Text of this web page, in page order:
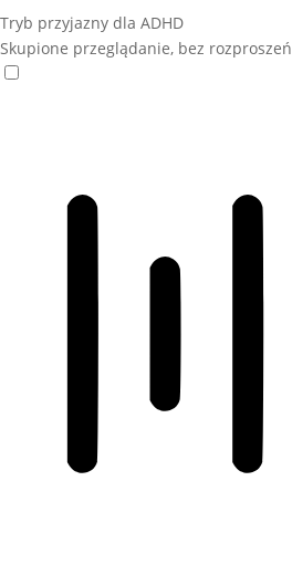
Tryb przyjazny dla ADHD
Skupione przeglądanie, bez rozproszeń